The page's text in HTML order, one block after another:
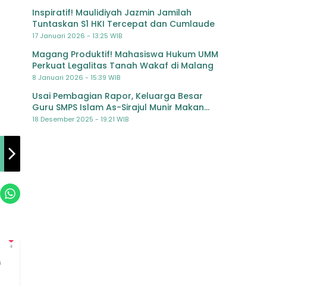
Inspiratif! Maulidiyah Jazmin Jamilah
Tuntaskan S1 HKI Tercepat dan Cumlaude
17 Januari 2026 - 13:25 WIB
Magang Produktif! Mahasiswa Hukum UMM
Perkuat Legalitas Tanah Wakaf di Malang
8 Januari 2026 - 15:39 WIB
Usai Pembagian Rapor, Keluarga Besar
Guru SMPS Islam As-Sirajul Munir Makan
Bersama Sambut Libur Awal Semester
18 Desember 2025 - 19:21 WIB